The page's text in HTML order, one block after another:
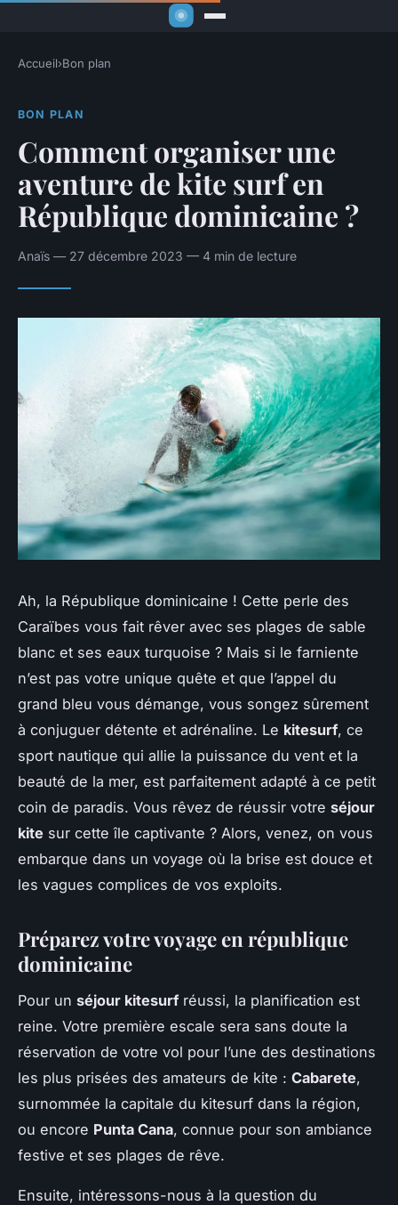
Accueil›Bon plan
BON PLAN
Comment organiser une
aventure de kite surf en
République dominicaine ?
Anaïs — 27 décembre 2023 — 4 min de lecture
Ah, la République dominicaine ! Cette perle des
Caraïbes vous fait rêver avec ses plages de sable
blanc et ses eaux turquoise ? Mais si le farniente
n’est pas votre unique quête et que l’appel du
grand bleu vous démange, vous songez sûrement
à conjuguer détente et adrénaline. Le kitesurf, ce
sport nautique qui allie la puissance du vent et la
beauté de la mer, est parfaitement adapté à ce petit
coin de paradis. Vous rêvez de réussir votre séjour
kite sur cette île captivante ? Alors, venez, on vous
embarque dans un voyage où la brise est douce et
les vagues complices de vos exploits.
Préparez votre voyage en république
dominicaine
Pour un séjour kitesurfréussi, la planification est
reine. Votre première escale sera sans doute la
réservation de votre vol pour l’une des destinations
les plus prisées des amateurs de kite : Cabarete,
surnommée la capitale du kitesurf dans la région,
ou encore Punta Cana, connue pour son ambiance
festive et ses plages de rêve.
Ensuite, intéressons-nous à la question du